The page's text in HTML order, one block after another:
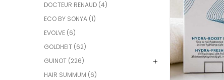
DOCTEUR RENAUD (4)
ECO BY SONYA (1)
EVOLVE (6)
GOLDHEIT (62)
GUINOT (226)
HAIR SUMMUM (6)